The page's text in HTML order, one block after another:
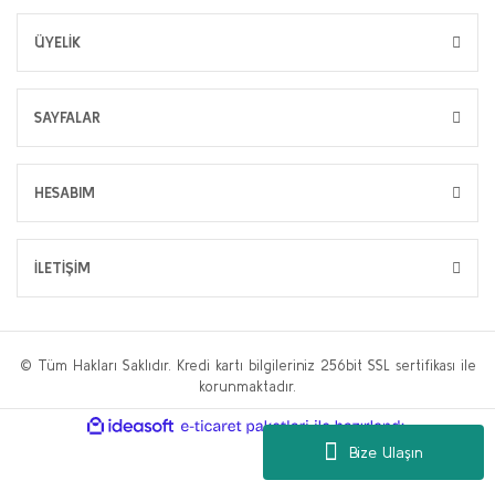
Bize Ulaşın
ÜYELİK
SAYFALAR
HESABIM
İLETİŞİM
© Tüm Hakları Saklıdır. Kredi kartı bilgileriniz 256bit SSL sertifikası ile
korunmaktadır.
ideasoft
e-
ticaret
ile
hazırlandı.